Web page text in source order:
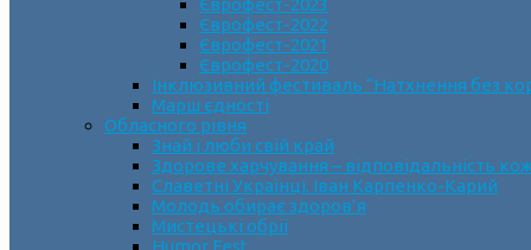
Єврофест-2022
Єврофест-2021
Єврофест-2020
Інклюзивний фестиваль “Натхнення без
Марш єдності
Обласного рівня
Знай і люби свій край
Здорове харчування – відповідальність
Славетні Українці. Іван Карпенко-Карий
Молодь обирає здоров’я
Мистецькі обрії
Humor Fest